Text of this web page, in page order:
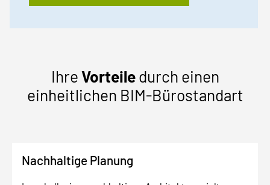
IhreVorteiledurch einen
einheitlichen BIM-Bürostandart
Nachhaltige Planung